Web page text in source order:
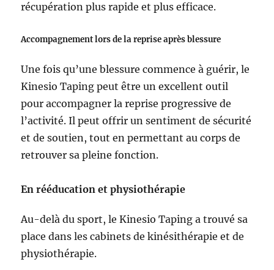
récupération plus rapide et plus efficace.
Accompagnement lors de la reprise après blessure
Une fois qu’une blessure commence à guérir, le
Kinesio Taping peut être un excellent outil
pour accompagner la reprise progressive de
l’activité. Il peut offrir un sentiment de sécurité
et de soutien, tout en permettant au corps de
retrouver sa pleine fonction.
En rééducation et physiothérapie
Au-delà du sport, le Kinesio Taping a trouvé sa
place dans les cabinets de kinésithérapie et de
physiothérapie.